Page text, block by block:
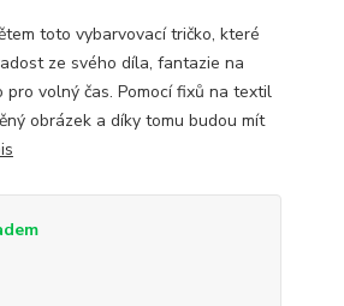
toto vybarvovací tričko, které
ze svého díla, fantazie na
volný čas. Pomocí fixů na textil
obrázek a díky tomu budou mít